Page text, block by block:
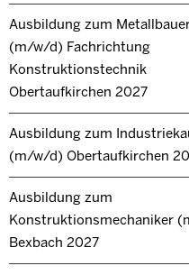
Ausbildung zum
(m/w/d) Fachrichtung
Konstruktionstechnik
Obertaufkirchen 2027
Ausbildung zum
(m/w/d) Obertaufkirchen
Ausbildung zum
Konstruktionsmechaniker
Bexbach 2027